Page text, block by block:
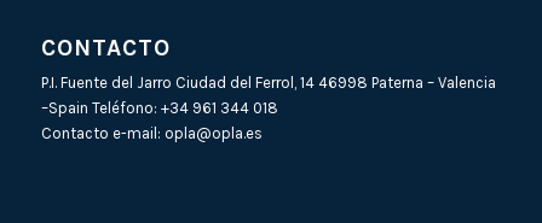
CONTACTO
P.I. Fuente del Jarro Ciudad del Ferrol, 14 46998 Paterna – Valencia
–Spain Teléfono: +34 961 344 018
Contacto e-mail: opla@opla.es